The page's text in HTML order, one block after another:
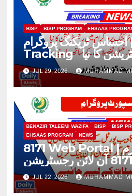
BISP BISP PROGRAM EHSAAS
احساس ٹریکنگ پروگرام | Ehsaas
Tracking آن لائن رجسٹریشن کا نیا
طریقہ 2026
JUL 29, 2026 MUHAMMAD
BENAZIR TALEEMI WAZIFA BISP
BISP
EHSAAS PROGRAM
NEWS
8171 Web Portal | ویب پورٹل فارم
8171 آن لائن رجسٹریشن
JUL 22, 2026 MUHAMMAD